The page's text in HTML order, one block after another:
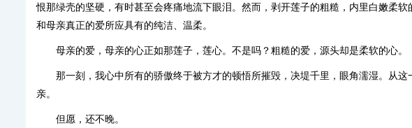
恨那绿壳的坚硬，有时甚至会疼痛地流下眼泪。然而，剥开莲子的粗糙，内里白嫩柔软
和母亲真正的爱所应具有的纯洁、温柔。
母亲的爱，母亲的心正如那莲子，莲心。不是吗？粗糙的爱，源头却是柔软的心。
那一刻，我心中所有的骄傲终于被方才的顿悟所摧毁，决堤千里，眼角濡湿。从
亲。
但愿，还不晚。